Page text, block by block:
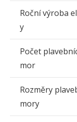
Roční výroba
y
Počet
mor
Rozměry
mory